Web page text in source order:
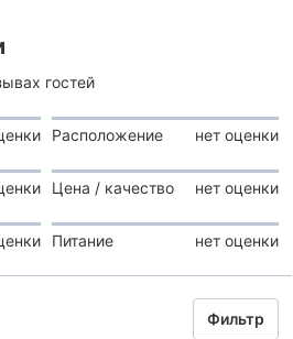
гостей
Расположение нет оценки
Цена / качество нет оценки
Питание нет оценки
Фильтр